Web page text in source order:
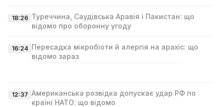
18:26 Туреччина, Саудівська Аравія і Пакистан: що
відомо про оборонну угоду
16:24 Пересадка мікробіоти й алергія на арахіс: що
відомо зараз
12:37 Американська розвідка допускає удар РФ по
країні НАТО: що відомо